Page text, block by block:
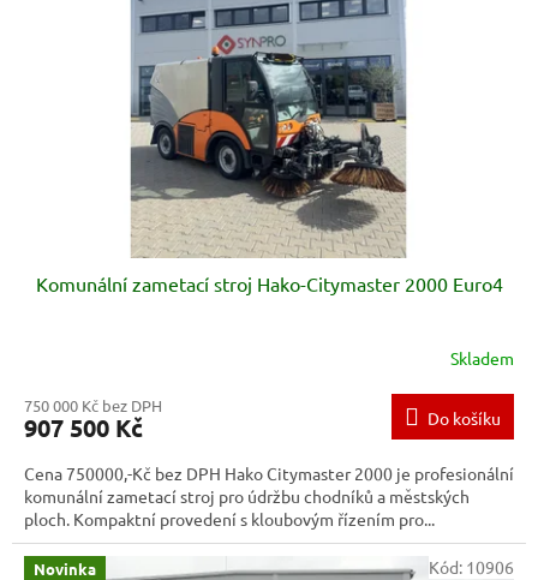
Komunální zametací stroj Hako-Citymaster 2000 Euro4
Skladem
750 000 Kč bez DPH
907 500 Kč Do košíku
Cena 750000,-Kč bez DPH Hako Citymaster 2000 je profesionální
komunální zametací stroj pro údržbu chodníků a městských
ploch. Kompaktní provedení s kloubovým řízením pro...
Novinka
Kód: 10906